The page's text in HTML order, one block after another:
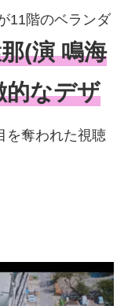
11階のベランダ
(演 鳴海
的なデザ
を奪われた視聴